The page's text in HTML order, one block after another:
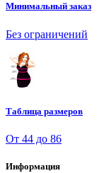
Минимальный заказ
Без ограничений
Таблица размеров
От 44 до 86
Информация